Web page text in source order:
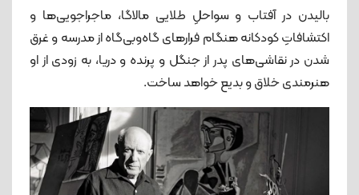
بالیدن در آفتاب و سواحلِ طلایی مالاگا، ماجراجویی‌ها و
اکتشافاتِ کودکانه‌ هنگام فرارهای گاه‌وبی‌گاه از مدرسه و غرق
شدن در نقاشی‌های پدر از جنگل و پرنده و دریا، به زودی از او
هنرمندی خلاق و بدیع خواهد ساخت.